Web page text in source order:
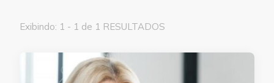
Exibindo: 1 - 1 de 1 RESULTADOS